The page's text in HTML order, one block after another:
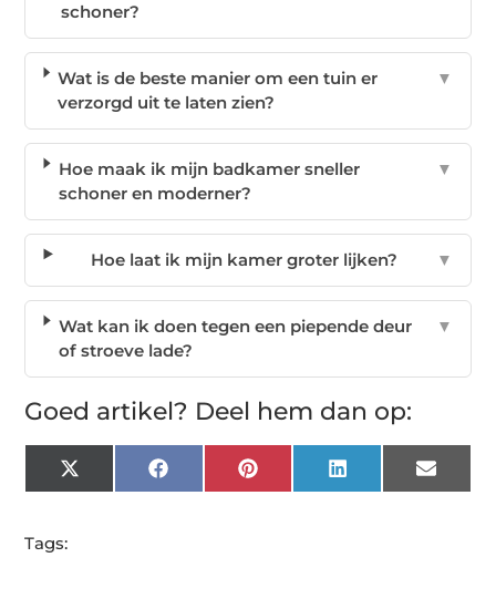
schoner?
Wat is de beste manier om een tuin er
verzorgd uit te laten zien?
▼
Hoe maak ik mijn badkamer sneller
schoner en moderner?
▼
Hoe laat ik mijn kamer groter lijken? ▼
Wat kan ik doen tegen een piepende deur
of stroeve lade?
▼
Goed artikel? Deel hem dan op:
X
(Twitter)
FacebookPinterest LinkedIn Email
Tags: